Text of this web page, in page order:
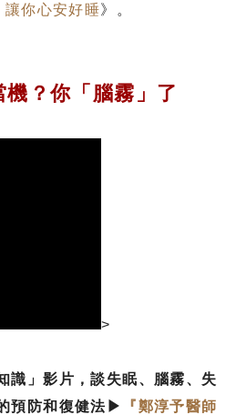
你心安好睡》。
？你「腦霧」了
>
識」影片，談失眠、腦霧、失
預防和復健法▶
『鄭淳予醫師